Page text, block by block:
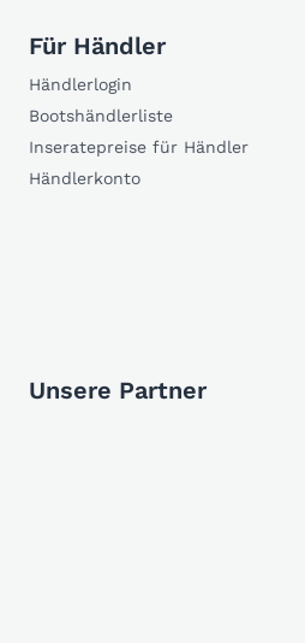
Für Händler
Händlerlogin
Bootshändlerliste
Inseratepreise für Händler
Händlerkonto
Unsere Partner